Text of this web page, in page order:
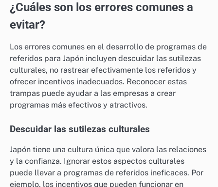
¿Cuáles son los errores comunes a
evitar?
Los errores comunes en el desarrollo de programas de
referidos para Japón incluyen descuidar las sutilezas
culturales, no rastrear efectivamente los referidos y
ofrecer incentivos inadecuados. Reconocer estas
trampas puede ayudar a las empresas a crear
programas más efectivos y atractivos.
Descuidar las sutilezas culturales
Japón tiene una cultura única que valora las relaciones
y la confianza. Ignorar estos aspectos culturales
puede llevar a programas de referidos ineficaces. Por
ejemplo, los incentivos que pueden funcionar en